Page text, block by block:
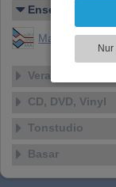
zu
soziale
Daten
Ensemble
Mader
Veranstaltungen
CD, DVD, Vinyl
Tonstudio
Basar